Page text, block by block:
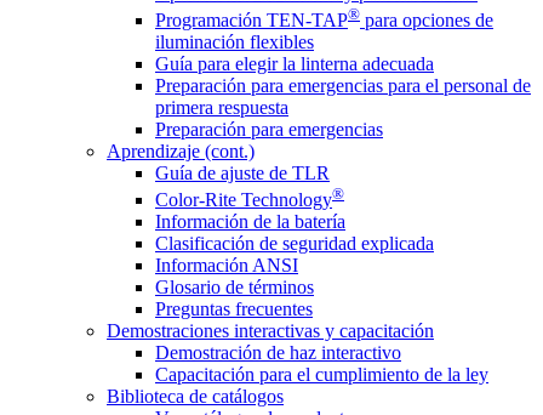
Programación TEN-TAP® para opciones de
iluminación flexibles
Guía para elegir la linterna adecuada
Preparación para emergencias para el personal de
primera respuesta
Preparación para emergencias
Aprendizaje (cont.)
Guía de ajuste de TLR
Color-Rite Technology®
Información de la batería
Clasificación de seguridad explicada
Información ANSI
Glosario de términos
Preguntas frecuentes
Demostraciones interactivas y capacitación
Demostración de haz interactivo
Capacitación para el cumplimiento de la ley
Biblioteca de catálogos